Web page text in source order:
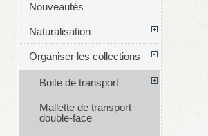
Nouveautés
Naturalisation
Organiser les collections
Boite de transport
Mallette de transport
double-face